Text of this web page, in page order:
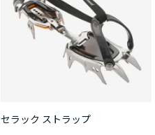
セラック ストラップ